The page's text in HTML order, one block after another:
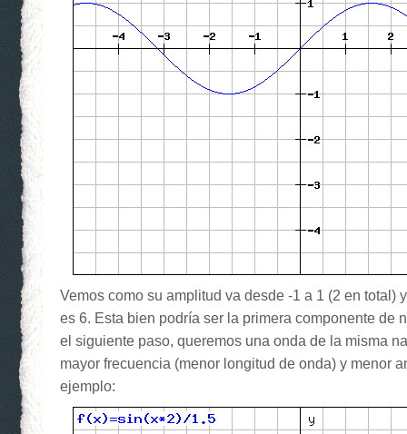
Vemos como su amplitud va desde -1 a 1 (2 en total)
es 6. Esta bien podría ser la primera componente de
el siguiente paso, queremos una onda de la misma
mayor frecuencia (menor longitud de onda) y menor
ejemplo: